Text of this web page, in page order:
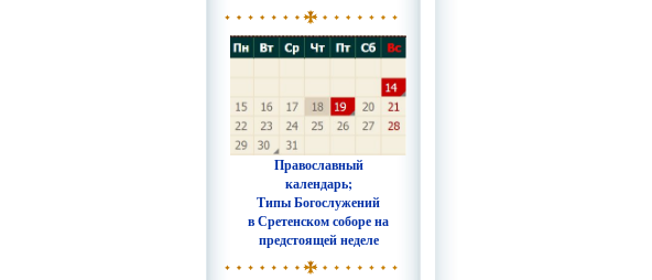
Православный
календарь;
Типы Богослужений
в Сретенском соборе на
предстоящей неделе